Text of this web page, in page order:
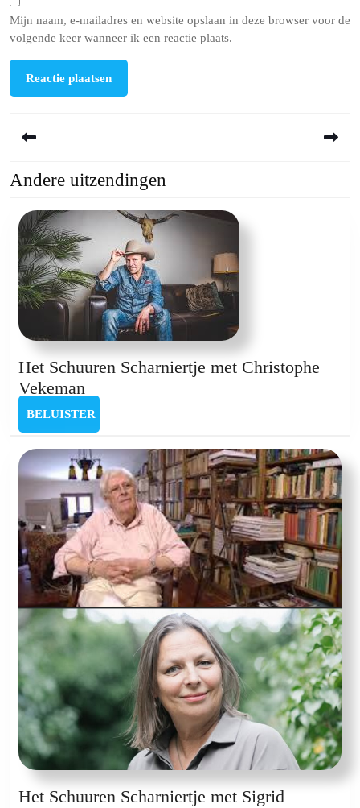
Mijn naam, e-mailadres en website opslaan in deze browser voor de
volgende keer wanneer ik een reactie plaats.
Previous
Andere uitzendingen
Het Schuuren Scharniertje met Christophe
Vekeman
Schuuren
Scharniertje
met
Christophe
Vekeman
BELUISTER
Het Schuuren Scharniertje met Sigrid